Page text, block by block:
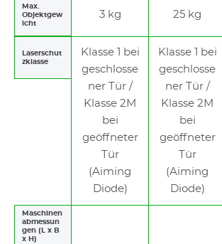
Max.
Objektgew
icht
3 kg 25 kg
Laserschut
zklasse
Klasse 1 bei
geschlosse
ner Tür /
Klasse 2M
bei
geöffneter
Tür
(Aiming
Diode)
Klasse 1 bei
geschlosse
ner Tür /
Klasse 2M
bei
geöffneter
Tür
(Aiming
Diode)
Maschinen
abmessun
gen (L x B
x H)